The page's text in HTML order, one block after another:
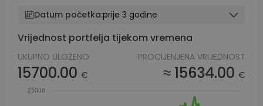
Datum početka:prije 3 godine
Vrijednost portfelja tijekom vremena
UKUPNO ULOŽENO
15700.00 €
PROCIJENJENA VRIJEDNOST
≈ 15634.00 €
25000